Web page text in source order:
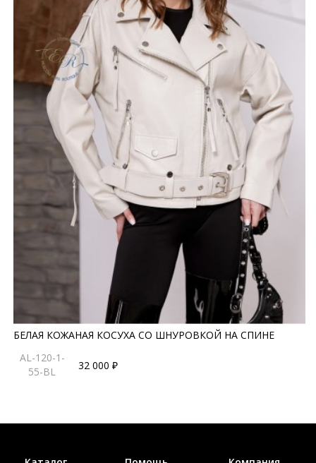
БЕЛАЯ КОЖАНАЯ КОСУХА СО ШНУРОВКОЙ НА СПИНЕ
AL-120-1-
55-BL
32 000 ₽